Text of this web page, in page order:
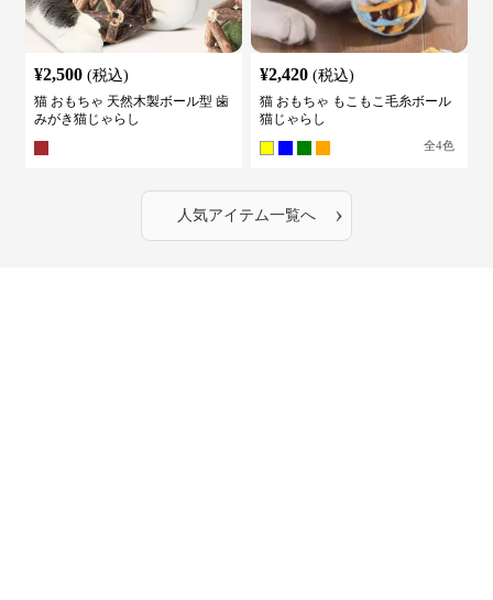
¥2,500 (税込)
猫 おもちゃ 天然木製ボール型 歯
みがき猫じゃらし
¥2,420 (税込)
猫 おもちゃ もこもこ毛糸ボール
猫じゃらし
全4色
人気アイテム一覧へ ›